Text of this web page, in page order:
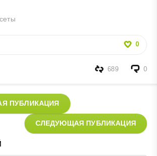
0
0
689
ПУБЛИКАЦИЯ
СЛЕДУЮЩАЯ ПУБЛИКАЦИЯ